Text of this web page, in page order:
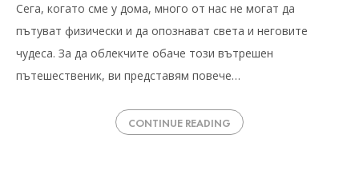
Сега, когато сме у дома, много от нас не могат да
пътуват физически и да опознават света и неговите
чудеса. За да облекчите обаче този вътрешен
пътешественик, ви представям повече…
CONTINUE READING